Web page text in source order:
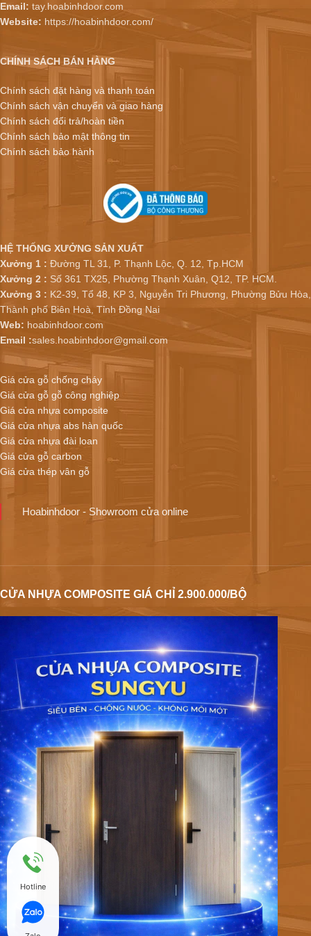
Email: tay.hoabinhdoor.com
Website: https://hoabinhdoor.com/
CHÍNH SÁCH BÁN HÀNG
Chính sách đặt hàng và thanh toán
Chính sách vận chuyển và giao hàng
Chính sách đổi trả/hoàn tiền
Chính sách bảo mật thông tin
Chính sách bảo hành
HỆ THỐNG XƯỞNG SẢN XUẤT
Xưởng 1 : Đường TL 31, P. Thạnh Lộc, Q. 12, Tp.HCM
Xưởng 2 : Số 361 TX25, Phường Thạnh Xuân, Q12, TP. HCM.
Xưởng 3 : K2-39, Tổ 48, KP 3, Nguyễn Tri Phương, Phường Bửu Hòa,
Thành phố Biên Hoà, Tỉnh Đồng Nai
Web: hoabinhdoor.com
Email :sales.hoabinhdoor@gmail.com
Giá cửa gỗ chống cháy
Giá cửa gỗ gỗ công nghiệp
Giá cửa nhựa composite
Giá cửa nhựa abs hàn quốc
Giá cửa nhựa đài loan
Giá cửa gỗ carbon
Giá cửa thép vân gỗ
Hoabinhdoor - Showroom cửa online
CỬA NHỰA COMPOSITE GIÁ CHỈ 2.900.000/BỘ
Hotline